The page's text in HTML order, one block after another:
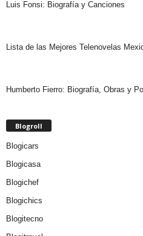
Luis Fonsi: Biografía y Canciones
Lista de las Mejores Telenovelas
Humberto Fierro: Biografía, Obras y
Blogroll
Blogicars
Blogicasa
Blogichef
Blogichics
Blogitecno